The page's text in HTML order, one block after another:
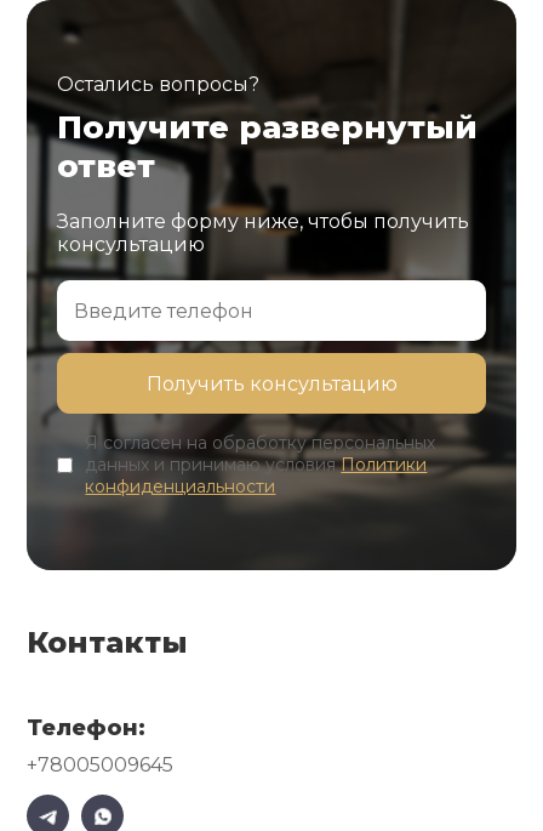
Остались вопросы?
Получите развернутый
ответ
Заполните форму ниже, чтобы получить
консультацию
Я согласен на обработку персональных
данных и принимаю условияПолитики
конфиденциальности
Контакты
Телефон:
+78005009645